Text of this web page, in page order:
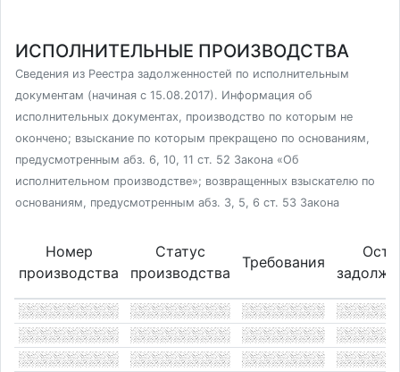
ИСПОЛНИТЕЛЬНЫЕ ПРОИЗВОДСТВА
Сведения из Реестра задолженностей по исполнительным
документам (начиная с 15.08.2017). Информация об
исполнительных документах, производство по которым не
окончено; взыскание по которым прекращено по основаниям,
предусмотренным абз. 6, 10, 11 ст. 52 Закона «Об
исполнительном производстве»; возвращенных взыскателю по
основаниям, предусмотренным абз. 3, 5, 6 ст. 53 Закона
Номер
производства
Статус
производства
Требования